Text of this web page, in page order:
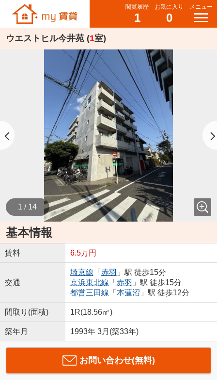
閲覧履歴
1
お気に入り
0
メニュー
ウエストヒル今井苑 (1室)
1 / 14
基本情報
賃料 6.5万円
交通
埼京線 「 赤羽 」駅 徒歩15分
京浜東北線 「 赤羽 」駅 徒歩15分
都営三田線 「 本蓮沼 」駅 徒歩12分
間取り(面積) 1R(18.56㎡)
築年月 1993年 3月(築33年)
お問い合わせ(無料)